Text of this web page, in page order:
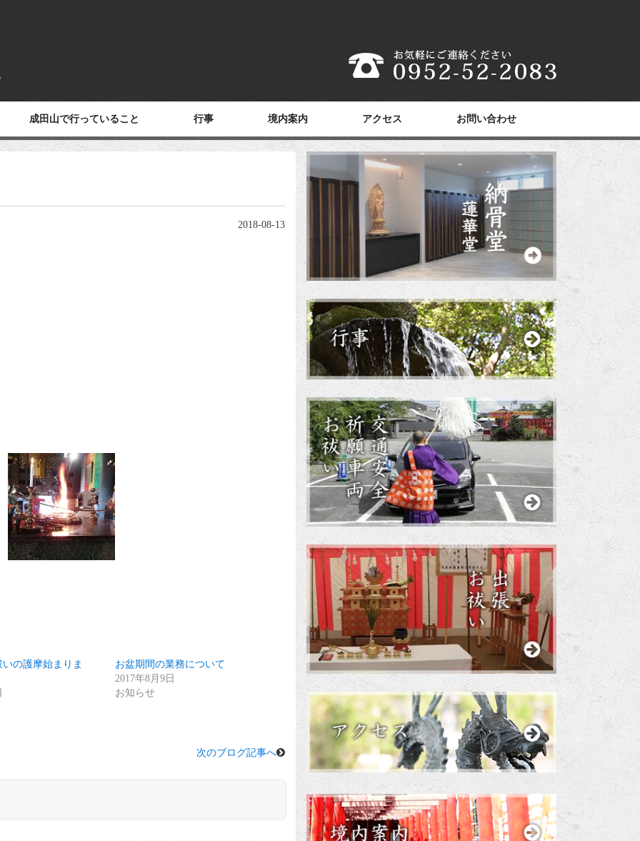
成田山で行っていること 行事 境内案内 アクセス お問い合わせ
2018-08-13
の護摩始まりま
お盆期間の業務について
2017年8月9日
お知らせ
次のブログ記事へ